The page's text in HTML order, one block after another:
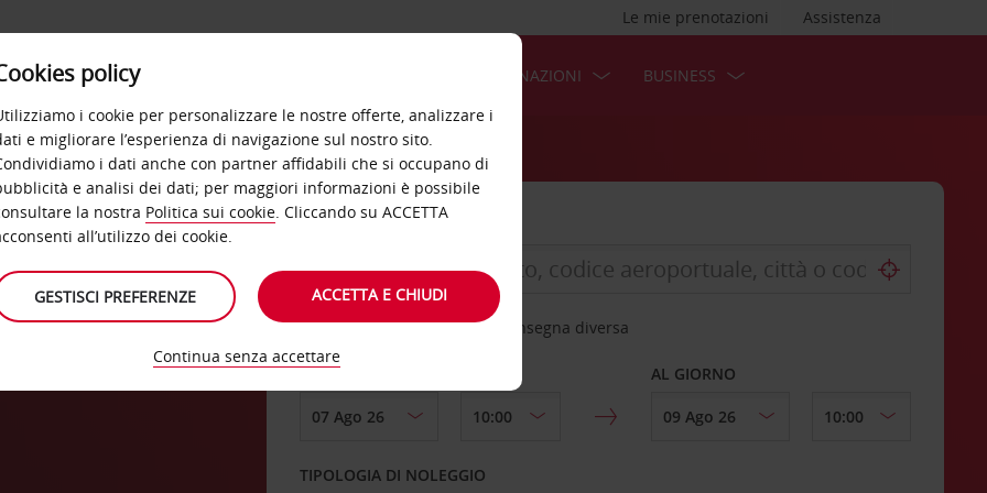
Assistenza
Le mie prenotazioni
OFFERTE DESTINAZIONI BUSINESS
Scegli una località di riconsegna diversa
DAL GIORNO AL GIORNO
TIPOLOGIA DI NOLEGGIO
policy
i cookie per personalizzare le nostre offerte, analizzare i
e migliorare l’esperienza di navigazione sul nostro sito.
i dati anche con partner affidabili che si occupano di
e analisi dei dati; per maggiori informazioni è possibile
la nostra Politica sui cookie. Cliccando su ACCETTA
all’utilizzo dei cookie.
GESTISCI PREFERENZE ACCETTA E CHIUDI
Continua senza accettare